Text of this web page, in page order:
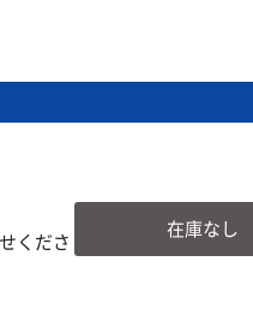
くださ
在庫なし